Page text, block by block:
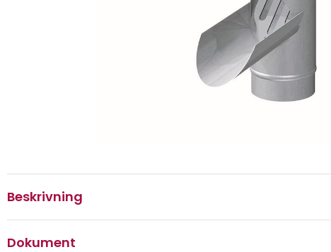
Beskrivning
Dokument